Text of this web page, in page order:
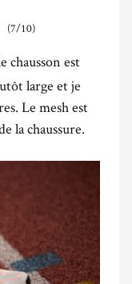
(7/10)
chausson est
large et je
Le mesh est
la chaussure.